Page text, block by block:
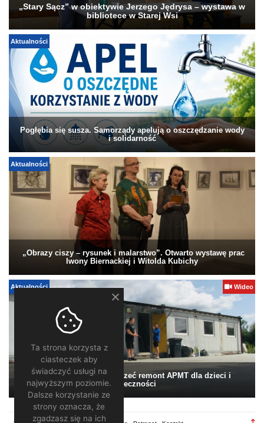
„Stary Sącz” w obiektywie Jerzego Jędrysa – wystawa w
bibliotece w Starej Wsi
Aktualności
Pogłębia się susza. Samorządy apelują o oszczędzanie wody
i solidarność
Aktualności
„Obrazy ciszy – rysunek i malarstwo”. Otwarto wystawę prac
Iwony Biernackiej i Witolda Kubichy
Aktualności Wideo
Pomagamy. Warto wesprzeć remont APMT dla dzieci i
społeczności
Ta strona korzysta z
ciasteczek aby
świadczyć usługi na
najwyższym poziomie.
Dalsze korzystanie ze
strony oznacza, że
zgadzasz się na ich